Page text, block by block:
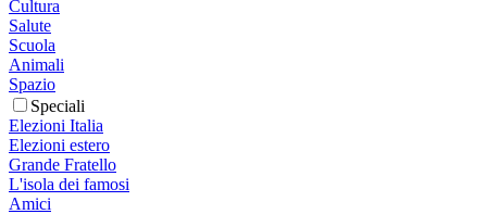
Cultura
Salute
Scuola
Animali
Spazio
Speciali
Elezioni Italia
Elezioni estero
Grande Fratello
L'isola dei famosi
Amici